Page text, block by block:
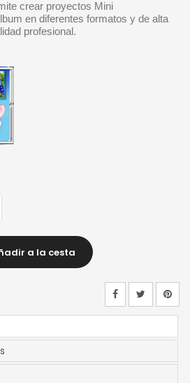
crear proyectos Mini
en diferentes formatos y de alta
profesional.
a la cesta